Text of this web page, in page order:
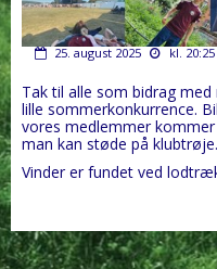
25. august 2025 kl. 20:25
Tak til alle som bidrag
lille sommerkonkurrence.
vores medlemmer
man kan støde på klubtrøje.
Vinder er fundet ved